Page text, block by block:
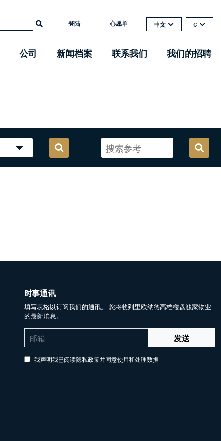
登陆 心愿单 中文 €
公司 新闻档案 联系我们 我们的招聘
时事通讯
填写表格以订阅我们的通讯。 您将收到里欧纳德高档楼盘独家物业
的最新消息。
发送
我声明我已阅读隐私政策并同意使用和处理数据